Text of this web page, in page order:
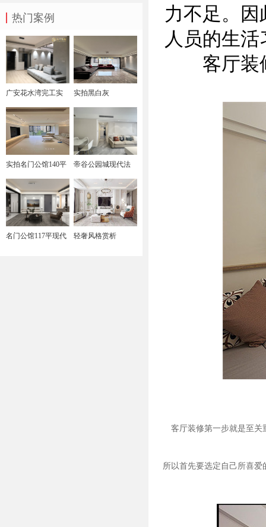
力不足。
人员的生
客厅装
客厅装修第一步就是至关
所以首先要选定自己所喜
热门案例
广安花水湾完工实
拍
实拍黑白灰
实拍名门公馆140平
奶油风
帝谷公园城现代法
式奶油风
名门公馆117平现代 轻奢风格赏析